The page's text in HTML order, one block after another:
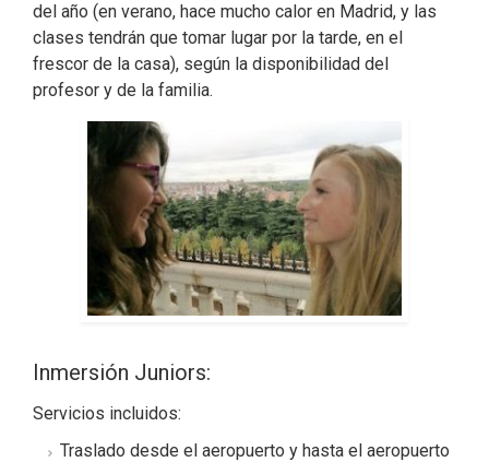
del año (en verano, hace mucho calor en Madrid, y las
clases tendrán que tomar lugar por la tarde, en el
frescor de la casa), según la disponibilidad del
profesor y de la familia.
Inmersión Juniors:
Servicios incluidos:
Traslado desde el aeropuerto y hasta el aeropuerto